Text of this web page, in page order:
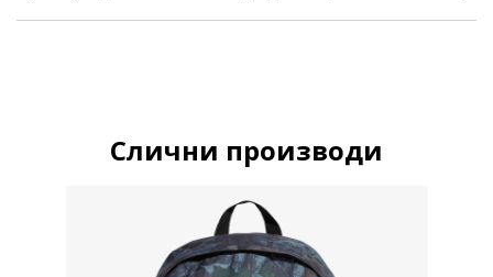
Слични производи